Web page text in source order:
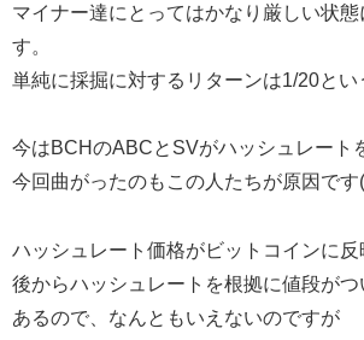
マイナー達にとってはかなり厳しい状
す。
単純に採掘に対するリターンは1/20とい
今はBCHのABCとSVがハッシュレート
今回曲がったのもこの人たちが原因で
ハッシュレート価格がビットコインに反
後からハッシュレートを根拠に値段が
あるので、なんともいえないのですが